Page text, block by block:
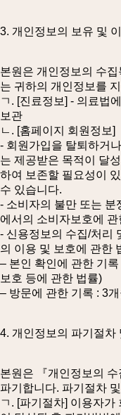
3. 개인정보의 보유 및
본원은 개인정보의 수
는 귀하의 개인정보를
ㄱ. [진료정보] - 의료법
보관
ㄴ. [홈페이지 회원정보]
- 회원가입을 탈퇴하거
는 제공받은 목적이 달
하여 보존할 필요성이
수 있습니다.
- 소비자의 불만 또는 분
에서의 소비자보호에 관
- 신용정보의 수집/처리
의 이용 및 보호에 관한
– 본인 확인에 관한 기
보호 등에 관한 법률)
– 방문에 관한 기록 : 3
4. 개인정보의 파기절차
본원은 『개인정보의
파기합니다. 파기절차
ㄱ. [파기절차] 이용자가